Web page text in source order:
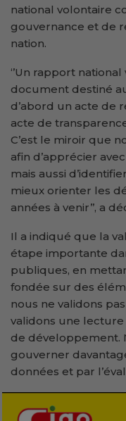
national volontaire
gouvernance et de
nation.
‘’Un rapport
document destiné
d’abord un acte de
acte de
C’est le miroir que
afin d’apprécier
mais aussi
mieux orienter les
années à venir’’, a
Il a indiqué que la
étape importante
publiques, en
fondée sur des
nous ne validons
validons une
de développement.
gouverner
données et par